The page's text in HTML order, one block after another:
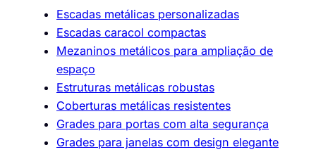
Escadas metálicas personalizadas
Escadas caracol compactas
Mezaninos metálicos para ampliação de
espaço
Estruturas metálicas robustas
Coberturas metálicas resistentes
Grades para portas com alta segurança
Grades para janelas com design elegante